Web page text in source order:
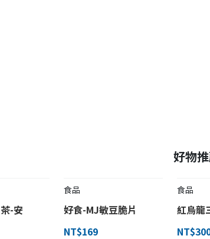
好物
-安
食品
好食-MJ敏豆脆片
NT$169
食品
紅烏龍